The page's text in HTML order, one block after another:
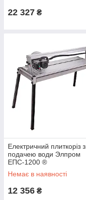
22 327 ₴
Електричний плиткоріз з
подачею води Элпром
ЕПС-1200 ®
Немає в наявності
12 356 ₴